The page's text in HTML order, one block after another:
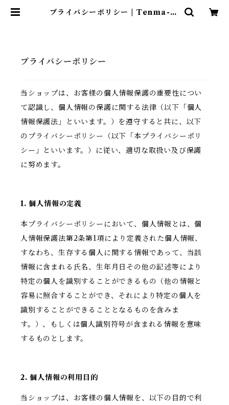
プライバシーポリシー | Tenma-ta
プライバシーポリシー
当ショップは、お客様の個人情報保護の重要性につい
て認識し、個人情報の保護に関する法律（以下「個人
情報保護法」といいます。）を遵守すると共に、以下
のプライバシーポリシー（以下「本プライバシーポリ
シー」といいます。）に従い、適切な取扱い及び保護
に努めます。
1. 個人情報の定義
本プライバシーポリシーにおいて、個人情報とは、個
人情報保護法第2条第1項により定義された個人情報、
すなわち、生存する個人に関する情報であって、当該
情報に含まれる氏名、生年月日その他の記述等により
特定の個人を識別することができるもの（他の情報と
容易に照合することができ、それにより特定の個人を
識別することができることとなるものを含みま
す。）、もしくは個人識別符号が含まれる情報を意味
するものとします。
2. 個人情報の利用目的
当ショップは、お客様の個人情報を、以下の目的で利